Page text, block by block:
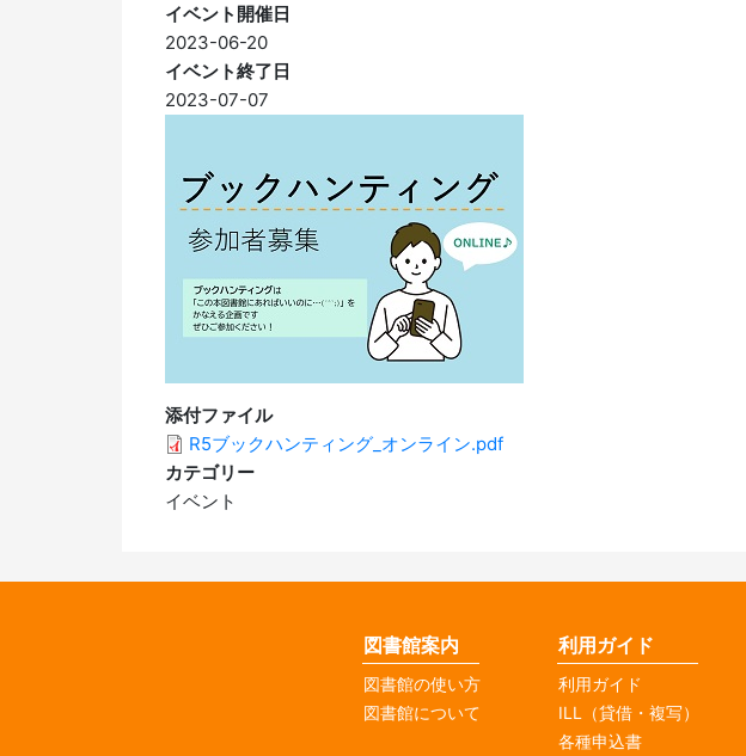
イベント開催日
2023-06-20
イベント終了日
2023-07-07
添付ファイル
R5ブックハンティング_オンライン.pdf
カテゴリー
イベント
図書館案内
図書館の使い方
図書館について
利用ガイド
利用ガイド
ILL（貸借・複写）
各種申込書